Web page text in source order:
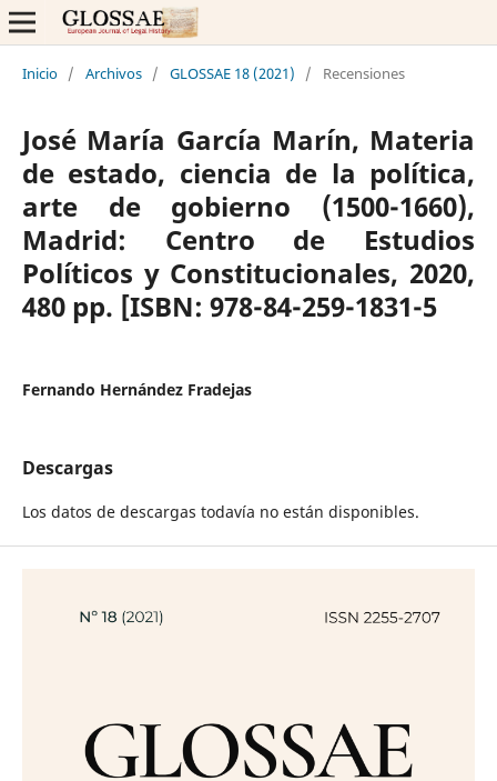
Inicio / Archivos / GLOSSAE 18 (2021) / Recensiones
José María García Marín, Materia
de estado, ciencia de la política,
arte de gobierno (1500-1660),
Madrid: Centro de Estudios
Políticos y Constitucionales, 2020,
480 pp. [ISBN: 978-84-259-1831-5
Fernando Hernández Fradejas
Descargas
Los datos de descargas todavía no están disponibles.